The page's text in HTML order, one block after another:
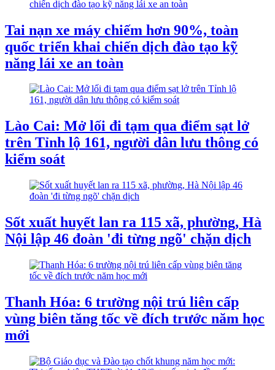
Tai nạn xe máy chiếm hơn 90%, toàn
quốc triển khai chiến dịch đào tạo kỹ
năng lái xe an toàn
Lào Cai: Mở lối đi tạm qua điểm sạt lở
trên Tỉnh lộ 161, người dân lưu thông có
kiểm soát
Sốt xuất huyết lan ra 115 xã, phường, Hà
Nội lập 46 đoàn 'đi từng ngõ' chặn dịch
Thanh Hóa: 6 trường nội trú liên cấp
vùng biên tăng tốc về đích trước năm học
mới